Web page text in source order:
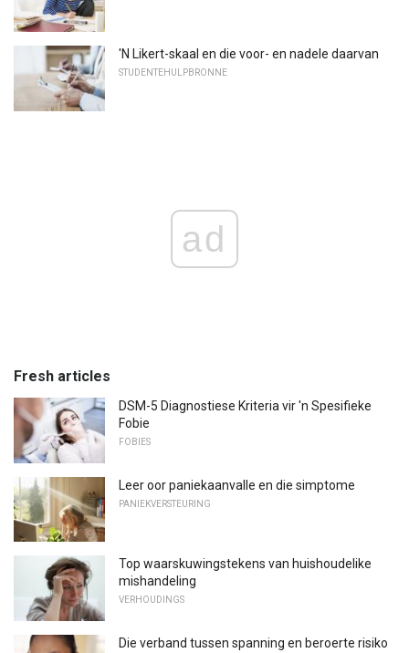
'N Likert-skaal en die voor- en nadele daarvan
STUDENTEHULPBRONNE
ad
Fresh articles
DSM-5 Diagnostiese Kriteria vir 'n Spesifieke
Fobie
FOBIES
Leer oor paniekaanvalle en die simptome
PANIEKVERSTEURING
Top waarskuwingstekens van huishoudelike
mishandeling
VERHOUDINGS
Die verband tussen spanning en beroerte risiko